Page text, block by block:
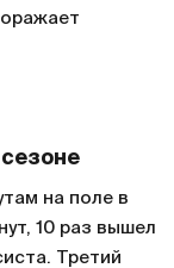
на поле в
10 раз вышел
Третий